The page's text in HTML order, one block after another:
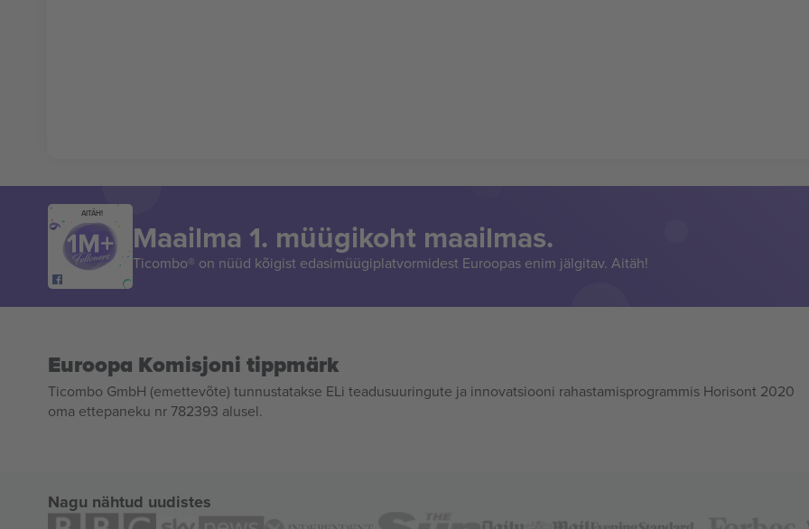
AITÄH!
Maailma 1. müügikoht maailmas.
Ticombo® on nüüd kõigist edasimüügiplatvormidest Euroopas enim jälgitav. Aitäh!
Euroopa Komisjoni tippmärk
Ticombo GmbH (emettevõte) tunnustatakse ELi teadusuuringute ja innovatsiooni rahastamisprogrammis Horisont 2020
oma ettepaneku nr 782393 alusel.
Nagu nähtud uudistes